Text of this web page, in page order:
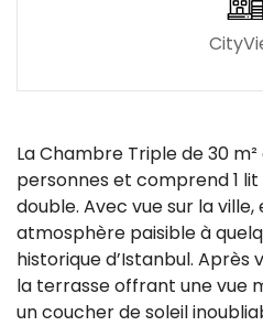
La Chambre Triple de 30
personnes et comprend 1
double. Avec vue sur la
atmosphère paisible à
historique d’Istanbul.
la terrasse offrant une vue
un coucher de soleil